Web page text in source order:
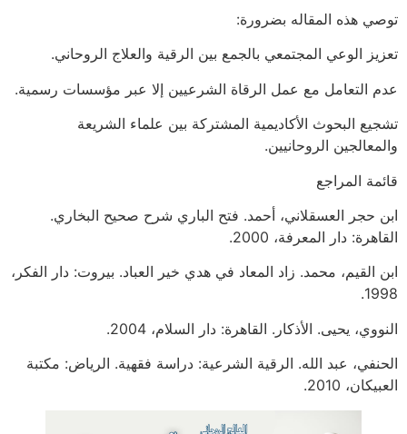
توصي هذه المقاله بضرورة:
تعزيز الوعي المجتمعي بالجمع بين الرقية والعلاج الروحاني.
عدم التعامل مع عمل الرقاة الشرعيين إلا عبر مؤسسات رسمية.
تشجيع البحوث الأكاديمية المشتركة بين علماء الشريعة
والمعالجين الروحانيين.
قائمة المراجع
ابن حجر العسقلاني، أحمد. فتح الباري شرح صحيح البخاري.
القاهرة: دار المعرفة، 2000.
ابن القيم، محمد. زاد المعاد في هدي خير العباد. بيروت: دار الفكر،
1998.
النووي، يحيى. الأذكار. القاهرة: دار السلام، 2004.
الحنفي، عبد الله. الرقية الشرعية: دراسة فقهية. الرياض: مكتبة
العبيكان، 2010.